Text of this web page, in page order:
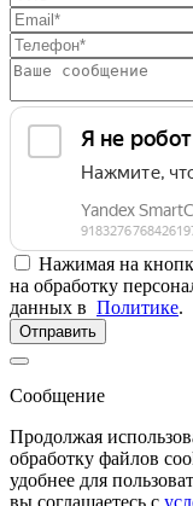
Нажимая на
на обработку
данных в Политике.
Отправить
Сообщение
Продолжая
обработку файлов
удобнее для
вы соглашаетесь с